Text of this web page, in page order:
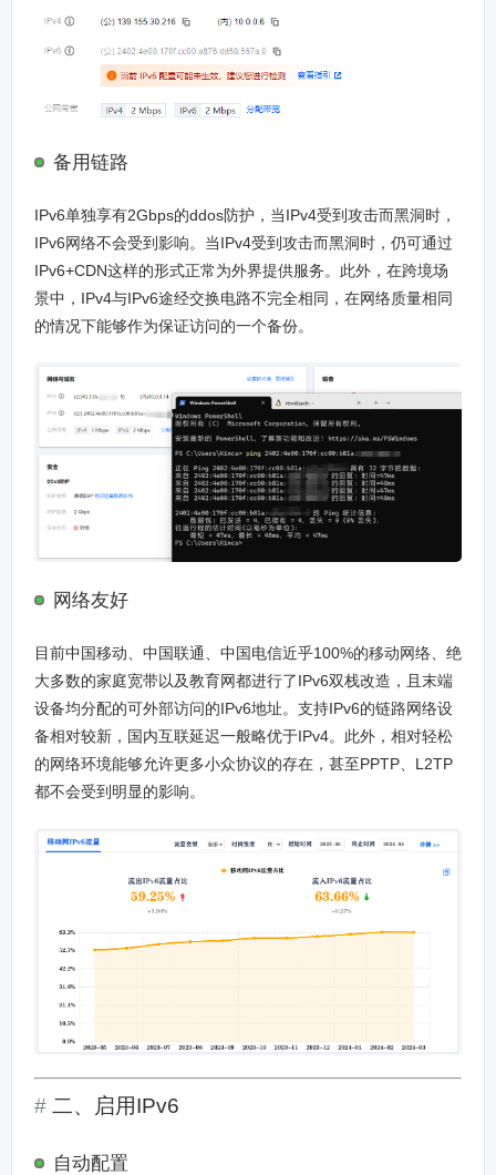
备用链路
IPv6单独享有2Gbps的ddos防护，当IPv4受到攻击而黑洞时，
IPv6网络不会受到影响。当IPv4受到攻击而黑洞时，仍可通过
IPv6+CDN这样的形式正常为外界提供服务。此外，在跨境场
景中，IPv4与IPv6途经交换电路不完全相同，在网络质量相同
的情况下能够作为保证访问的一个备份。
网络友好
目前中国移动、中国联通、中国电信近乎100%的移动网络、绝
大多数的家庭宽带以及教育网都进行了IPv6双栈改造，且末端
设备均分配的可外部访问的IPv6地址。支持IPv6的链路网络设
备相对较新，国内互联延迟一般略优于IPv4。此外，相对轻松
的网络环境能够允许更多小众协议的存在，甚至PPTP、L2TP
都不会受到明显的影响。
二、启用IPv6
自动配置